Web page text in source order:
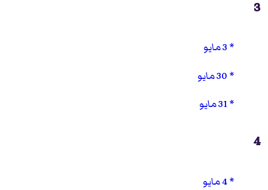
3
3 مايو
30 مايو
31 مايو
4
4 مايو